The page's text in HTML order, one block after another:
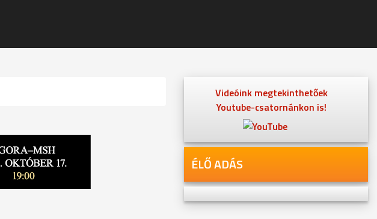
Videóink megtekinthetőek
Youtube-csatornánkon is!
ÉLŐ ADÁS